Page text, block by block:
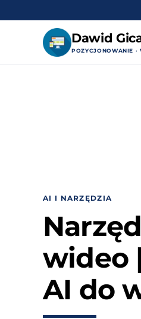
Dawid
POZYCJONOWANIE ·
AI I NARZĘDZIA
wideo
AI do